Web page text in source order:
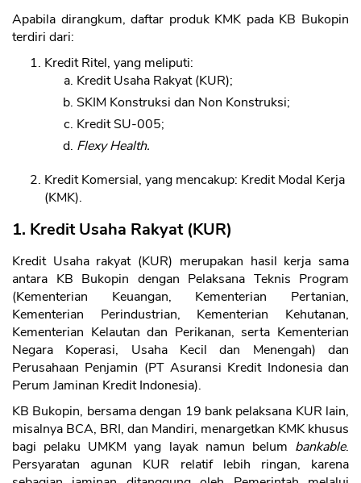
Apabila dirangkum, daftar produk KMK pada KB Bukopin
terdiri dari:
Kredit Ritel, yang meliputi:
Kredit Usaha Rakyat (KUR);
SKIM Konstruksi dan Non Konstruksi;
Kredit SU-005;
Flexy Health.
Kredit Komersial, yang mencakup: Kredit Modal Kerja
(KMK).
1. Kredit Usaha Rakyat (KUR)
Kredit Usaha rakyat (KUR) merupakan hasil kerja sama
antara KB Bukopin dengan Pelaksana Teknis Program
(Kementerian Keuangan, Kementerian Pertanian,
Kementerian Perindustrian, Kementerian Kehutanan,
Kementerian Kelautan dan Perikanan, serta Kementerian
Negara Koperasi, Usaha Kecil dan Menengah) dan
Perusahaan Penjamin (PT Asuransi Kredit Indonesia dan
Perum Jaminan Kredit Indonesia).
KB Bukopin, bersama dengan 19 bank pelaksana KUR lain,
misalnya BCA, BRI, dan Mandiri, menargetkan KMK khusus
bagi pelaku UMKM yang layak namun belum bankable.
Persyaratan agunan KUR relatif lebih ringan, karena